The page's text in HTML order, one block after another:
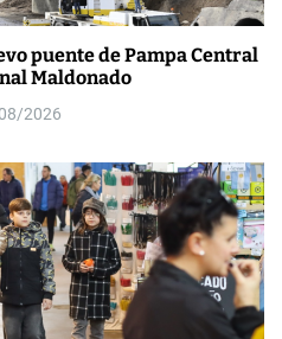
puente de Pampa Central
Maldonado
2026